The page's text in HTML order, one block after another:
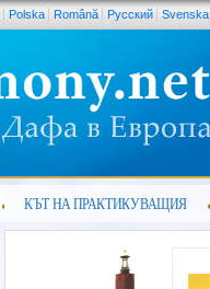
Polska Română Pусский Svenska
КЪТ НА ПРАКТИКУВАЩИЯ